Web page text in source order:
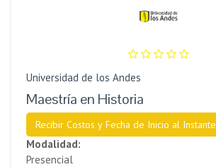
Universidad de los Andes
Maestría en Historia
Recibir Costos y Fecha de Inicio al Instante
Modalidad:
Presencial